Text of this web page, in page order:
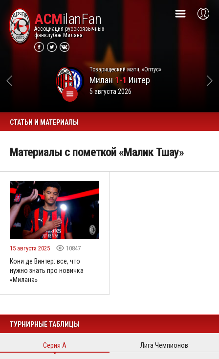
ACMilanFan
Ассоциация русскоязычных
фанклубов Милана
Товарищеский матч, «Оптус»
Милан1-1 Интер
5 августа 2026
СТАТЬИ И МАТЕРИАЛЫ
Материалы с пометкой «Малик Тшау»
15 августа 2025 10847
Кони де Винтер: все, что
нужно знать про новичка
«Милана»
ТУРНИРНЫЕ ТАБЛИЦЫ
Серия А Лига Чемпионов